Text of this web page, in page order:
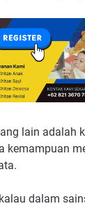
lain adalah
kemampuan
dalam